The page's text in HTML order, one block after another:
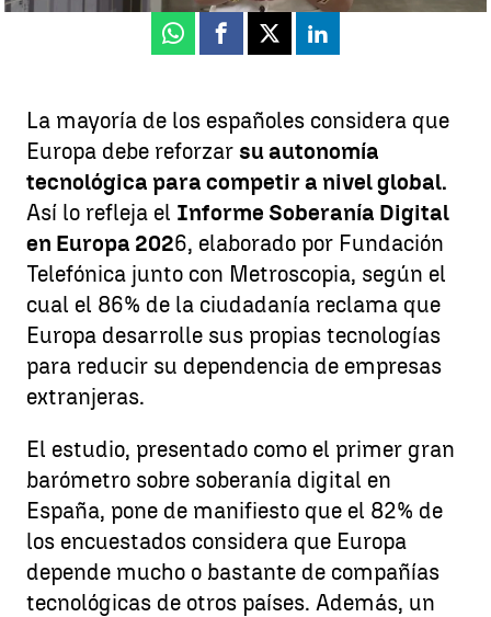
Whatsapp
Facebook
X Linkedin
La mayoría de los españoles considera que
Europa debe reforzar su autonomía
tecnológica para competir a nivel global.
Así lo refleja el Informe Soberanía Digital
en Europa 2026, elaborado por Fundación
Telefónica junto con Metroscopia, según el
cual el 86% de la ciudadanía reclama que
Europa desarrolle sus propias tecnologías
para reducir su dependencia de empresas
extranjeras.
El estudio, presentado como el primer gran
barómetro sobre soberanía digital en
España, pone de manifiesto que el 82% de
los encuestados considera que Europa
depende mucho o bastante de compañías
tecnológicas de otros países. Además, un